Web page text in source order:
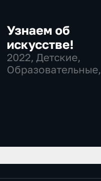
Узнаем об
искусстве!
2022, Детские,
Образовательные,